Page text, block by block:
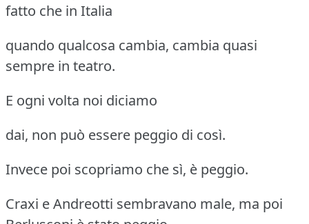
fatto che in Italia
quando qualcosa cambia, cambia quasi
sempre in teatro.
E ogni volta noi diciamo
dai, non può essere peggio di così.
Invece poi scopriamo che sì, è peggio.
Craxi e Andreotti sembravano male, ma poi